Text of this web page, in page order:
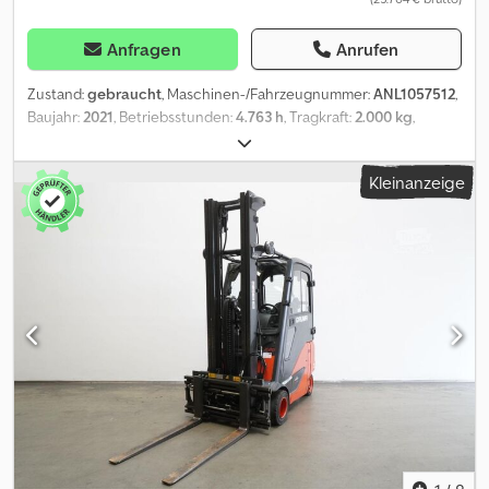
Anfragen Anrufen
Zustand:gebraucht, Maschinen-/Fahrzeugnummer:ANL1057512,
Baujahr:2021, Betriebsstunden:4.763 h, Tragkraft:2.000 kg,
1.520 mm
mm, Masttyp:Triplex, Batteriekapazität:775 Ah, Batteriespannung:
48 V, Gabelträgerbreite: , Gabellänge: 1.200 mm,
Vorderreifengröße:
200/50-10, Hinterreifengröße:
Leergewicht:
, Gesamthöhe:
1.172 mm, Kraftstoff:
auf Batterie - Fahrzeugstecker MRC 160A - 180° Batt.-Türe für
Batteriewechsel - Spannungswandler - Fahrzeug:
Doppelzusatzhydraulik - Mast: Doppelzusatzhydraulik -
Gabelträger - Zinkenverstellgerät mit Seitenschub DURWEN
RZV20S, Breite 1.040 mm - Vollkabine - Heizung - 2 x LED
Arbeitsscheinwerfer vorne - 2 x LED Rückfahrscheinwerfer hinten
- Blitzleuchte - Geschwindigkeitsbegrenzung: 18 km/h -
Panoramaspiegel - Zugangskontrolle: Schlüsselschalter -
Fahrersitz luftgefedert (Stoffbezug) - Front- und Dachrollo -
Gabelzinkenverschleißanschlag - Doppelpedal - Zentralhebel-
Kleinanzeige